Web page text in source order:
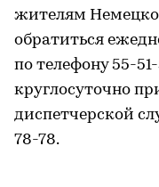
жителям
обратиться
по телефону 55-
круглосуточно
диспетчерской
78-78.